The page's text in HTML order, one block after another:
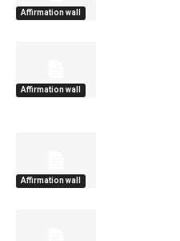
Affirmation wall
Affirmation wall
Affirmation wall